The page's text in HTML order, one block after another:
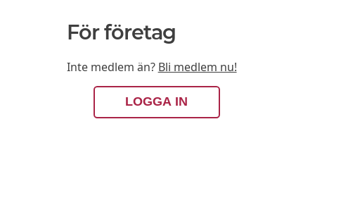
För företag
Inte medlem än? Bli medlem nu!
LOGGA IN